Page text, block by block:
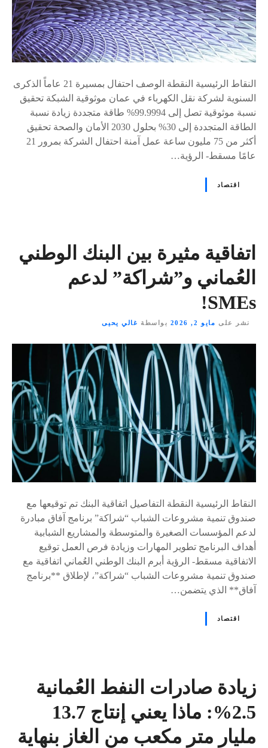
النقاط الرئيسية النقطة الوصف احتفال بمسيرة 21 عاماً الذكرى
السنوية لشركة نقل الكهرباء في عمان موثوقية الشبكة تحقيق
نسبة موثوقية تصل إلى 99.9994% طاقة متجددة زيادة نسبة
الطاقة المتجددة إلى 30% بحلول 2030 الأمان والصحة تحقيق
أكثر من 75 مليون ساعة عمل آمنة احتفال الشركة بمرور 21
عامًا مسقط- الرؤية…
اقتصاد
اتفاقية مثيرة بين البنك الوطني
العُماني و”شراكة” لدعم
SMEs!
نشر على مايو 2, 2026 بواسطة غالي يحيى
النقاط الرئيسية النقطة التفاصيل اتفاقية البنك تم توقيعها مع
صندوق تنمية مشروعات الشباب “شراكة” برنامج آفاق مبادرة
لدعم المؤسسات الصغيرة والمتوسطة والمشاريع الشبابية
أهداف البرنامج تطوير المهارات وزيادة فرص العمل توقيع
الاتفاقية مسقط- الرؤية أبرم البنك الوطني العُماني اتفاقية مع
صندوق تنمية مشروعات الشباب “شراكة”، لإطلاق **برنامج
آفاق** الذي يتضمن…
اقتصاد
زيادة صادرات النفط العُمانية
2.5%: ماذا يعني إنتاج 13.7
مليار متر مكعب من الغاز بنهاية